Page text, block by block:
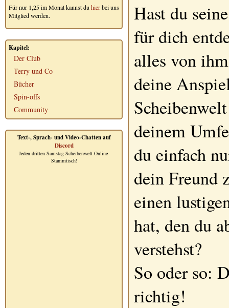
Für nur 1,25 im Monat kannst du hierbei uns
Mitglied werden.
Kapitel:
Der Club
Terry und Co
Bücher
Spin-offs
Community
Text-, Sprach- und Video-Chatten auf
Discord
Jeden dritten Samstag Scheibenwelt-Online-
Stammtisch!
Hast du
für dich
alles von
deine
deinem
du einfach
dein Freund
einen
hat, den du
verstehst?
So oder so:
richtig!